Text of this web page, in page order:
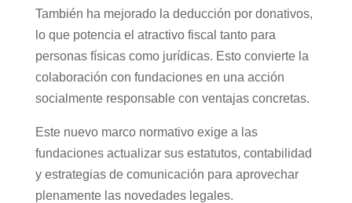
También ha mejorado la deducción por donativos,
lo que potencia el atractivo fiscal tanto para
personas físicas como jurídicas. Esto convierte la
colaboración con fundaciones en una acción
socialmente responsable con ventajas concretas.
Este nuevo marco normativo exige a las
fundaciones actualizar sus estatutos, contabilidad
y estrategias de comunicación para aprovechar
plenamente las novedades legales.